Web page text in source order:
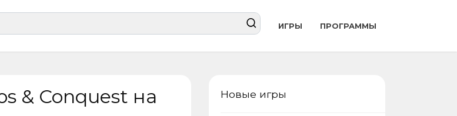
ИГРЫ ПРОГРАММЫ
& Conquest на
Новые игры